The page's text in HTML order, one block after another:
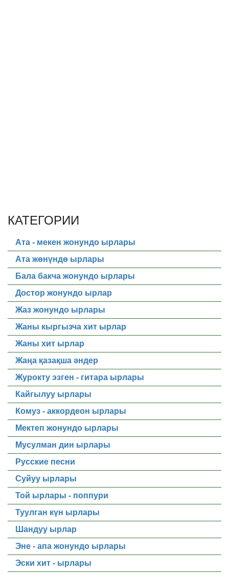
КАТЕГОРИИ
Ата - мекен жонундо ырлары
Ата жөнүндө ырлары
Бала бакча жонундо ырлары
Достор жонундо ырлар
Жаз жонундо ырлары
Жаны кыргызча хит ырлар
Жаны хит ырлар
Жаңа қазақша әндер
Журокту эзген - гитара ырлары
Кайгылуу ырлары
Комуз - аккордеон ырлары
Мектеп жонундо ырлары
Мусулман дин ырлары
Русские песни
Суйуу ырлары
Той ырлары - поппури
Туулган күн ырлары
Шандуу ырлар
Эне - апа жонундо ырлары
Эски хит - ырлары